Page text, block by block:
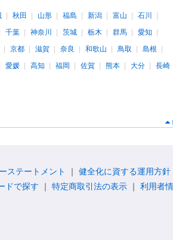
秋田 山形 福島 新潟 富山
石川
千葉 神奈川 茨城 栃木 群馬
愛知
京都 滋賀 奈良 和歌山 鳥取
島根
愛媛 高知 福岡 佐賀 熊本 大分
長崎
ステートメント 健全化に資する運用方針
ドで探す 特定商取引法の表示 利用者